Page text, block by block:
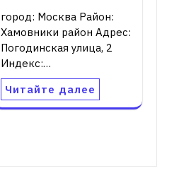
город: Москва Район:
Хамовники район Адрес:
Погодинская улица, 2
Индекс:…
Читайте далее